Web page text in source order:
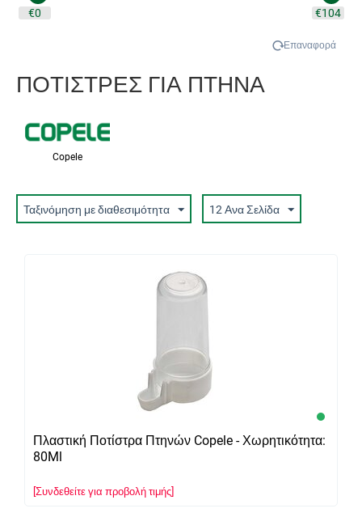
‎€0 ‎€104
Επαναφορά
ΠΟΤΙΣΤΡΕΣ ΓΙΑ ΠΤΗΝΑ
Copele
Ταξινόμηση με διαθεσιμότητα 12 Ανα Σελίδα
Πλαστική Ποτίστρα Πτηνών Copele - Χωρητικότητα:
80Ml
[Συνδεθείτε για προβολή τιμής]